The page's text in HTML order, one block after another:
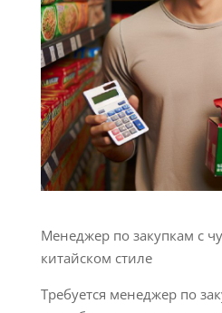
Менеджер по закупкам с
китайском стиле
Требуется менеджер по